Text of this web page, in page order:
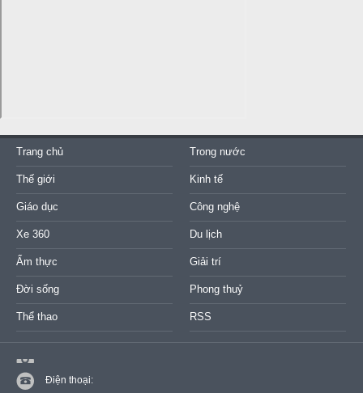
Trang chủ Trong nước
Thế giới Kinh tế
Giáo dục Công nghệ
Xe 360 Du lịch
Ẩm thực Giải trí
Đời sống Phong thuỷ
Thể thao RSS
Điện thoại: